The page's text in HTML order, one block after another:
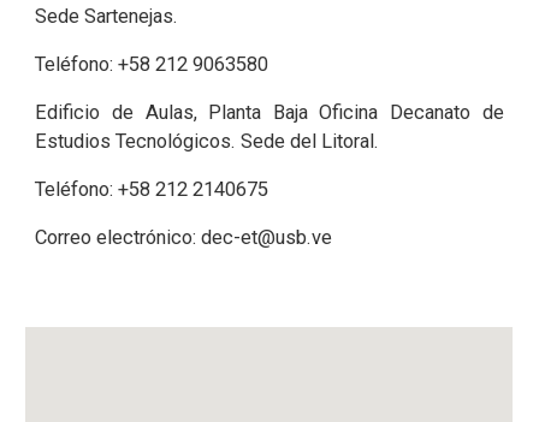
Sede Sartenejas.
Teléfono:+58212 9063580
Edificio de Aulas, Planta Baja Oficina Decanato de
Estudios Tecnológicos. Sede del Litoral.
Teléfono:+58212 2140675
Correo electrónico:dec-et@usb.ve